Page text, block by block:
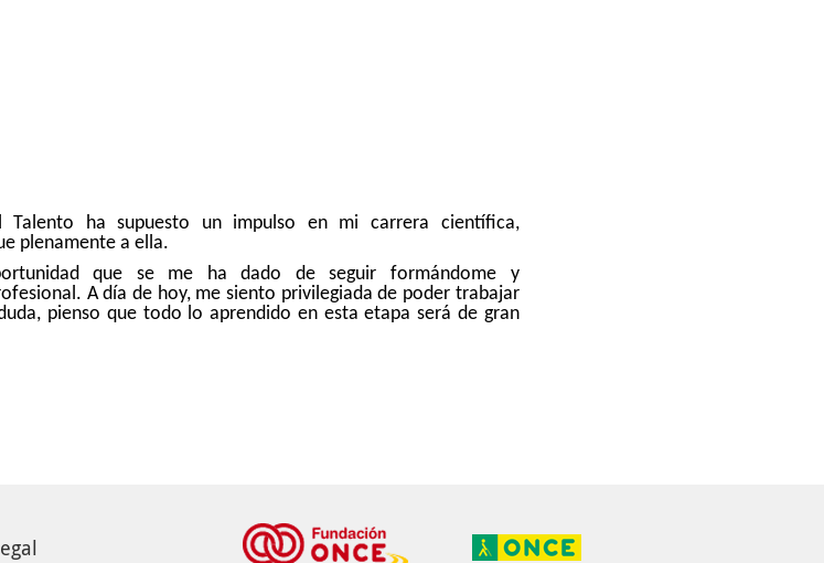
Talento ha supuesto un impulso en mi carrera científica,
plenamente a ella.
que se me ha dado de seguir formándome y
A día de hoy, me siento privilegiada de poder trabajar
pienso que todo lo aprendido en esta etapa será de gran